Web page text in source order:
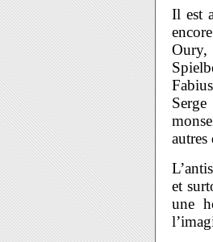
Il est
autres
et
une